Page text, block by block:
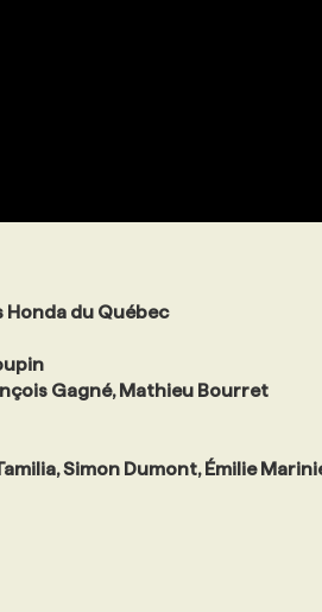
du Québec
Gagné, Mathieu Bourret
Simon Dumont, Émilie